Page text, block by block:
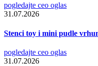
pogledajte ceo oglas
31.07.2026
Stenci toy i mini pudle
pogledajte ceo oglas
31.07.2026